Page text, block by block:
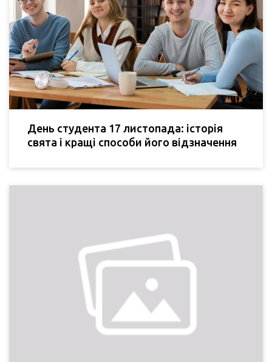
День студента 17 листопада: історія
свята і кращі способи його відзначення